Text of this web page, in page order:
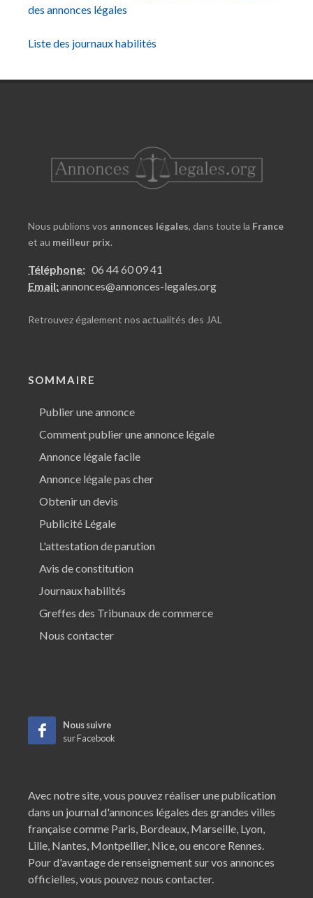
des annonces légales
Liste des journaux habilités
Nous publions vos annonces légales, dans toute la France
et au meilleur prix.
Téléphone: 06 44 60 09 41
Email:annonces@annonces-legales.org
Retrouvez également nos actualités des JAL
SOMMAIRE
Publier une annonce
Comment publier une annonce légale
Annonce légale facile
Annonce légale pas cher
Obtenir un devis
Publicité Légale
L'attestation de parution
Avis de constitution
Journaux habilités
Greffes des Tribunaux de commerce
Nous contacter
Nous suivre
sur Facebook
Avec notre site, vous pouvez réaliser une publication
dans un journal d'annonces légales des grandes villes
française comme Paris Bordeaux Marseille Lyon
Lille Nantes Montpellier, Nice , ou encore Rennes
Pour d'avantage de renseignement sur vos annonces
officielles, vous pouvez nous contacter.